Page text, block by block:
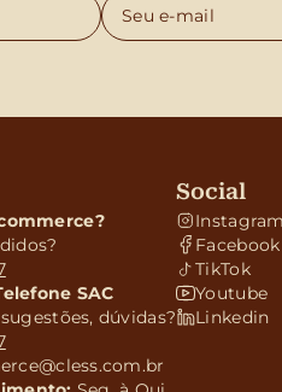
SAC
dúvidas?
Social
Instagram
Facebook
TikTok
Youtube
Linkedin